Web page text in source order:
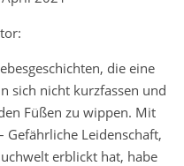
die eine
sich nicht kurzfassen und
Füßen zu wippen. Mit
Gefährliche Leidenschaft,
erblickt hat, habe